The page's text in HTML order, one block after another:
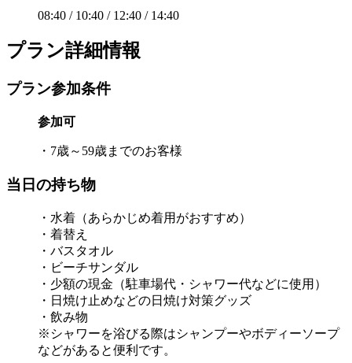
08:40 / 10:40 / 12:40 / 14:40
プラン詳細情報
プラン参加条件
参加可
・7歳～59歳までのお客様
当日の持ち物
・水着（あらかじめ着用がおすすめ）
・着替え
・バスタオル
・ビーチサンダル
・少額の現金（駐車場代・シャワー代などに使用）
・日焼け止めなどの日焼け対策グッズ
・飲み物
※シャワーを浴びる際はシャンプーやボディーソープ
などがあると便利です。